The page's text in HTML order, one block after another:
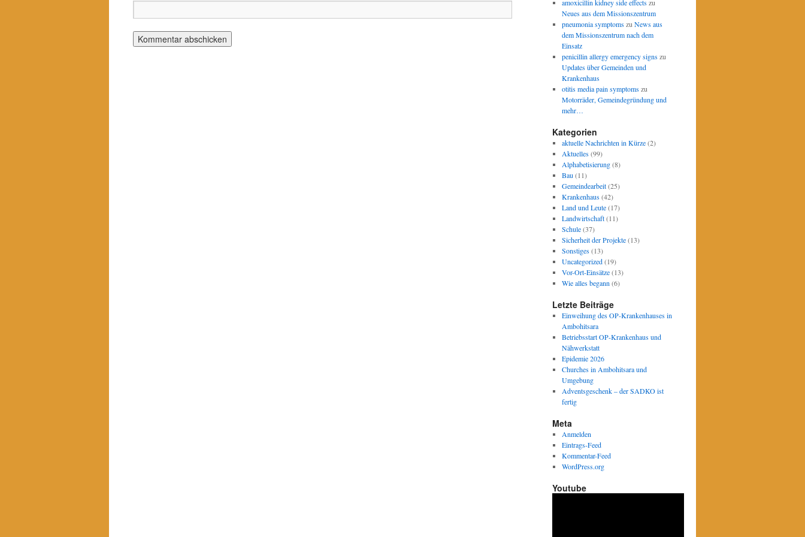
amoxicillin kidney side effectszu
Neues aus dem Missionszentrum
pneumonia symptomszu News aus
dem Missionszentrum nach dem
Einsatz
penicillin allergy emergency signszu
Updates über Gemeinden und
Krankenhaus
otitis media pain symptomszu
Motorräder, Gemeindegründung und
mehr…
Kategorien
aktuelle Nachrichten in Kürze(2)
Aktuelles(99)
Alphabetisierung(8)
Bau (11)
Gemeindearbeit(25)
Krankenhaus(42)
Land und Leute(17)
Landwirtschaft(11)
Schule(37)
Sicherheit der Projekte(13)
Sonstiges(13)
Uncategorized(19)
Vor-Ort-Einsätze(13)
Wie alles begann (6)
Letzte Beiträge
Einweihung des OP-Krankenhauses in
Ambohitsara
Betriebsstart OP-Krankenhaus und
Nähwerkstatt
Epidemie 2026
Churches in Ambohitsara und
Umgebung
Adventsgeschenk – der SADKO ist
fertig
Meta
Anmelden
Eintrags-Feed
Kommentar-Feed
WordPress.org
Youtube